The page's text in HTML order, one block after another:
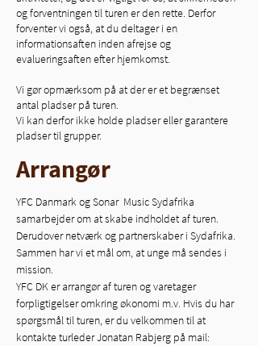
og forventningen til turen er den rette. Derfor
forventer vi også, at du deltager i en
informationsaften inden afrejse og
evalueringsaften efter hjemkomst.
Vi gør opmærksom på at der er et begrænset
antal pladser på turen.
Vi kan derfor ikke holde pladser eller garantere
pladser til grupper.
Arrangør
YFC Danmark og Sonar  Music Sydafrika
samarbejder om at skabe indholdet af turen.
Derudover netværk og partnerskaber i Sydafrika.
Sammen har vi et mål om, at unge må sendes i
mission.
YFC DK er arrangør af turen og varetager
forpligtigelser omkring økonomi m.v. Hvis du har
spørgsmål til turen, er du velkommen til at
kontakte turleder Jonatan Rabjerg på mail: